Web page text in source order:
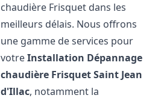
chaudière Frisquet dans les
meilleurs délais. Nous offrons
une gamme de services pour
votreInstallation Dépannage
chaudière FrisquetSaint Jean
d'Illac, notamment la